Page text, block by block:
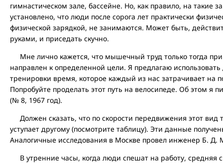
гимнастическом зале, бассейне. Но, как правило, на такие
установлено, что люди после сорога лет практически
физической зарядкой, не занимаются. Может быть,
руками, и приседать скучно.
Мне лично кажется, что мышечный труд только тогда
направлен к определенной цели. Я предлагаю
тренировки время, которое каждый из нас затрачивает на
Попробуйте проделать этот путь на велосипеде. Об этом я
(№ 8, 1967 год).
Должен сказать, что по скорости передвижения этот вид
уступает другому (посмотрите таблицу). Эти данные
Аналогичные исследования в Москве провел инженер Б. Д.
В утренние часы, когда люди спешат на работу, средняя